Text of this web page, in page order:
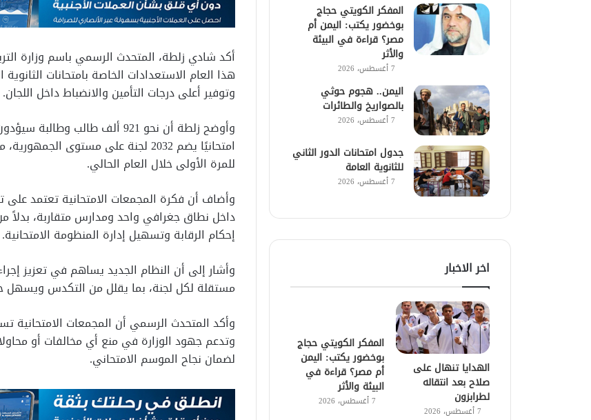
أكد شادي زلطة، المتحدث الرسمي باسم وزارة
هذا العام الاستعدادات الخاصة بامتحانات
وتوفير أعلى درجات التأمين والانضباط داخل اللجان.
امتحانيًا يضم 2032 لجنة على مستوى
للمرة الأولى خلال العام الحالي.
وأضاف أن فكرة المجمعات الامتحانية تعتمد على
داخل نطاق جغرافي واحد ومدارس متقاربة، بدلاً
إحكام الرقابة وتسهيل إدارة المنظومة الامتحانية.
وأشار إلى أن النظام الجديد يساهم في تعزيز
مستقلة لكل لجنة، بما يقلل من التكدس ويسهل
وأكد المتحدث الرسمي أن المجمعات الامتحانية
وتدعم جهود الوزارة في منع أي مخالفات أو
لضمان نجاح الموسم الامتحاني.
المفكر الكويتي حجاج
بوخضور يكتب: اليمن أم
مصر؟ قراءة في البيئة
والأثر
7 أغسطس، 2026
اليمن.. هجوم حوثي
بالصواريخ والطائرات
7 أغسطس، 2026
جدول امتحانات الدور الثاني
للثانوية العامة
7 أغسطس، 2026
اخر الاخبار
الهدايا تنهال على
صلاح بعد انتقاله
لطرابزون
7 أغسطس، 2026
المفكر الكويتي حجاج
بوخضور يكتب: اليمن
أم مصر؟ قراءة في
البيئة والأثر
7 أغسطس، 2026